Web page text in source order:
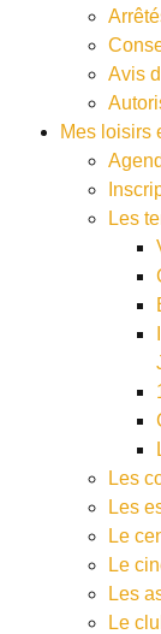
Avis
Mes loisirs
Les
Les
Les
Le
Le
Les
Le